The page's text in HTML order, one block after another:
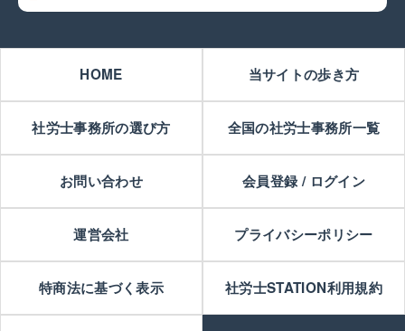
HOME 当サイトの歩き方
社労士事務所の選び方 全国の社労士事務所一覧
お問い合わせ 会員登録 / ログイン
運営会社 プライバシーポリシー
特商法に基づく表示 社労士STATION利用規約